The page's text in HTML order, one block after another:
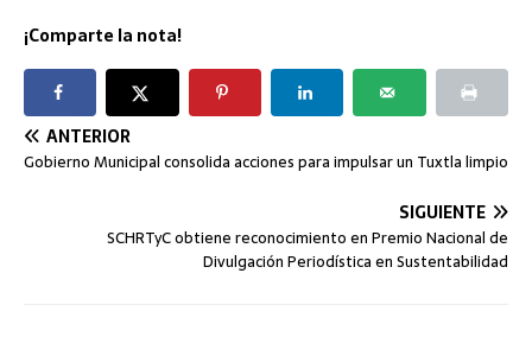
¡Comparte la nota!
ANTERIOR
Gobierno Municipal consolida acciones para impulsar un Tuxtla limpio
SIGUIENTE
SCHRTyC obtiene reconocimiento en Premio Nacional de
Divulgación Periodística en Sustentabilidad